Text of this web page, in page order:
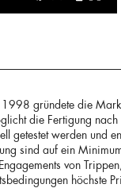
gründete die
die Fertigung
getestet werden und
sind auf ein
von
höchste